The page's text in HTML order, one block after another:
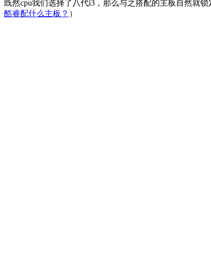
既然cpu我们选择了八代i3，那么与之搭配的主板自然就
酷睿配什么主板？ ）